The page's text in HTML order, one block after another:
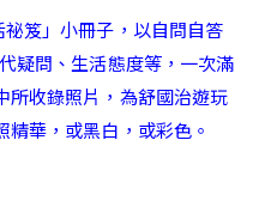
笈」小冊子，以自問自答
疑問、生活態度等，一次滿
所收錄照片，為舒國治遊玩
華，或黑白，或彩色。